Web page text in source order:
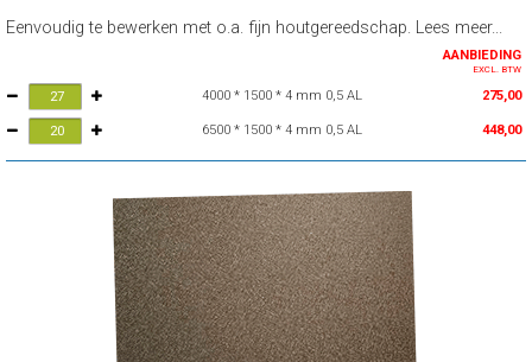
Eenvoudig te bewerken met o.a. fijn houtgereedschap. Lees meer...
AANBIEDING
EXCL. BTW
4000 * 1500 * 4 mm 0,5 AL 275,00
6500 * 1500 * 4 mm 0,5 AL 448,00